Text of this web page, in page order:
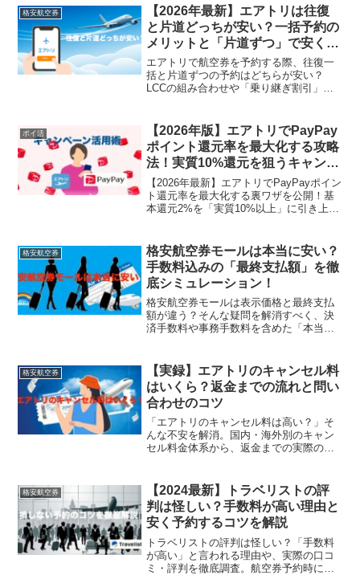
要！今すぐ最速で格安チケットを見つけ
る裏ワザ公開。
格安航空券
【2026年最新】エアトリは往復
と片道どっちが安い？一括予約の
メリットと「片道ずつ」で安くな
るケースを徹底比較！
エアトリで航空券を予約する際、往復一
括と片道ずつの予約はどちらが安い？
LCCの組み合わせや「乗り継ぎ割引」の
のコツまで、旅のプロが一番賢い買い方
を伝授します。
ポイ活
【2026年版】エアトリでPayPay
ポイント還元率を最大化する攻略
法！実質10%還元を狙うキャンペ
ーン活用術
【2026年最新】エアトリでPayPayポイン
ト還元率を最大化する裏ワザを公開！基
本還元2%を「実質10%以上」に引き上げ
タイミングまで。ポイ活のプロが教える
最強の予約術です。
格安航空券
格安航空券モールは本当に安い？
手数料込みの「最終支払額」を徹
底シミュレーション！
格安航空券モールは表示価格と最終支払
額が違う？そんな疑問を解消すべく、決
済手数料や事務手数料を含めた「本当の
く買うためのコツも解説。予約前に必ず
チェックしたい料金の仕組みを公開しま
す。
格安航空券
【実録】エアトリのキャンセル料
はいくら？返金までの流れと問い
合わせのコツ
「エアトリのキャンセル料は高い？」そ
んな不安を解消。国内・海外別のキャン
セル料金体系から、返金までの実際の日
す。損をしないための注意点を予約前に
チェックしましょう。
格安航空券
【2024最新】トラベリストの評
判は怪しい？手数料が高い理由と
安く予約するコツを解説
トラベリストの評判は怪しい？「手数料
が高い」と言われる理由や、実際の口コ
ミ・評判を徹底調査。航空券予約時にか